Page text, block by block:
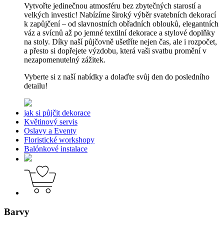
Vytvořte jedinečnou atmosféru bez zbytečných starostí a
velkých investic! Nabízíme široký výběr svatebních dekorací
k zapůjčení – od slavnostních obřadních oblouků, elegantních
váz a svícnů až po jemné textilní dekorace a stylové doplňky
na stoly. Díky naší půjčovně ušetříte nejen čas, ale i rozpočet,
a přesto si dopřejete výzdobu, která vaši svatbu promění v
nezapomenutelný zážitek.
Vyberte si z naší nabídky a dolaďte svůj den do posledního
detailu!
jak si půjčit dekorace
Květinový servis
Oslavy a Eventy
Floristické workshopy
Balónkové instalace
Barvy